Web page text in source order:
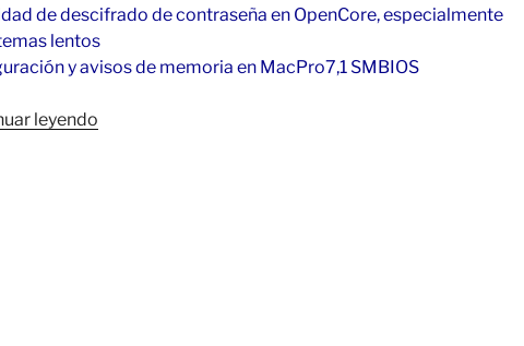
de descifrado de contraseña en OpenCore, especialmente
lentos
y avisos de memoria en MacPro7,1 SMBIOS
leyendo